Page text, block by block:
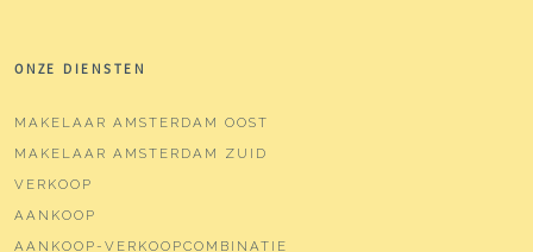
ONZE DIENSTEN
MAKELAAR AMSTERDAM OOST
MAKELAAR AMSTERDAM ZUID
VERKOOP
AANKOOP
AANKOOP-VERKOOPCOMBINATIE